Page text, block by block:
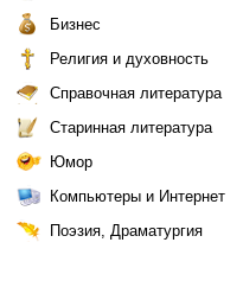
Бизнес
Религия и духовность
Справочная литература
Старинная литература
Юмор
Компьютеры и Интернет
Поэзия, Драматургия